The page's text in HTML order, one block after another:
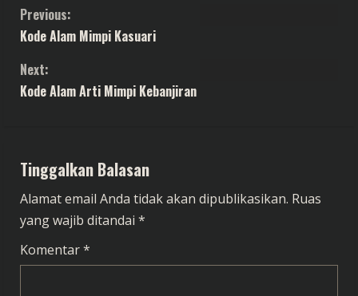
C
o
n
i
n
u
e
Previous:
Kode Alam Mimpi Kasuari
Next:
Kode Alam Arti Mimpi Kebanjiran
Tinggalkan Balasan
Alamat email Anda tidak akan dipublikasikan. Ruas
yang wajib ditandai *
Komentar*